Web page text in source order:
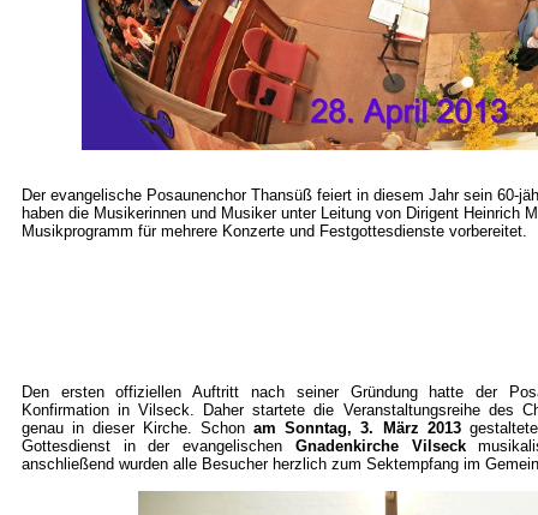
Der evangelische Posaunenchor Thansüß feiert in diesem Jahr sein 60-
haben die Musikerinnen und Musiker unter Leitung von Dirigent Heinrich
Musikprogramm für mehrere Konzerte und Festgottesdienste vorbereitet.
Den ersten offiziellen Auftritt nach seiner Gründung hatte der
Konfirmation in Vilseck. Daher startete die Veranstaltungsreihe des
genau in dieser Kirche. Schon am Sonntag, 3. März 2013
Gottesdienst in der evangelischen Gnadenkirche Vilseck
anschließend wurden alle Besucher herzlich zum Sektempfang im